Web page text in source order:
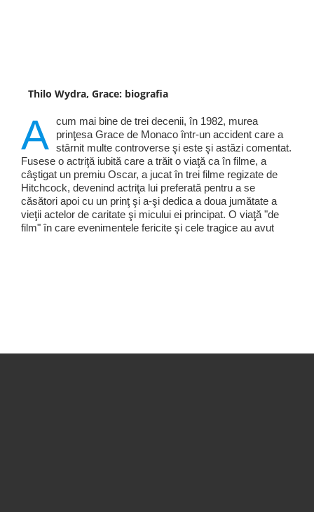
Thilo Wydra, Grace: biografia
A cum mai bine de trei decenii, în 1982, murea
prinţesa Grace de Monaco într-un accident care a
stârnit multe controverse şi este şi astăzi comentat.
Fusese o actriţă iubită care a trăit o viaţă ca în filme, a
câştigat un premiu Oscar, a jucat în trei filme regizate de
Hitchcock, devenind actriţa lui preferată pentru a se
căsători apoi cu un prinţ şi a-şi dedica a doua jumătate a
vieţii actelor de caritate şi micului ei principat. O viaţă "de
film" în care evenimentele fericite şi cele tragice au avut